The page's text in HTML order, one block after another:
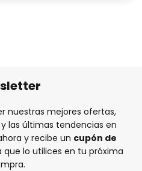
nuestras mejores ofertas,
las últimas tendencias en
y recibe un cupón de
que lo utilices en tu próxima